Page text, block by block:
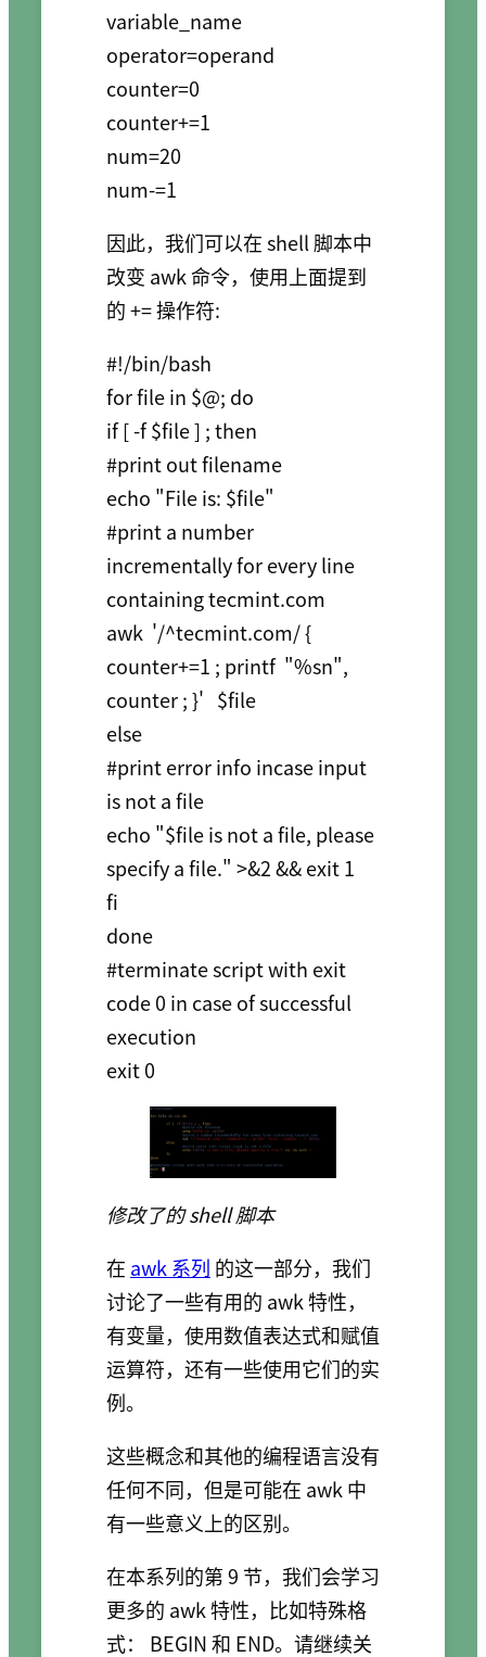
variable_name
operator=operand
counter=0
counter+=1
num=20
因此，我们可以在 shell 脚本中
改变 awk 命令，使用上面提到
的 += 操作符:
#!/bin/bash
for file in $@; do
if [ -f $file ] ; then
#print out filename
echo "File is: $file"
#print a number
incrementally for every line
containing tecmint.com
awk  '/^tecmint.com/ {
counter+=1 ; printf  "%sn",
counter ; }'   $file
else
#print error info incase input
is not a file
echo "$file is not a file, please
specify a file." >&2 && exit 1
fi
done
#terminate script with exit
code 0 in case of successful
execution
修改了的 shell 脚本
在 awk 系列 的这一部分，我们
讨论了一些有用的 awk 特性，
有变量，使用数值表达式和赋值
运算符，还有一些使用它们的实
例。
这些概念和其他的编程语言没有
任何不同，但是可能在 awk 中
有一些意义上的区别。
在本系列的第 9 节，我们会学习
更多的 awk 特性，比如特殊格
式： BEGIN 和 END。请继续关